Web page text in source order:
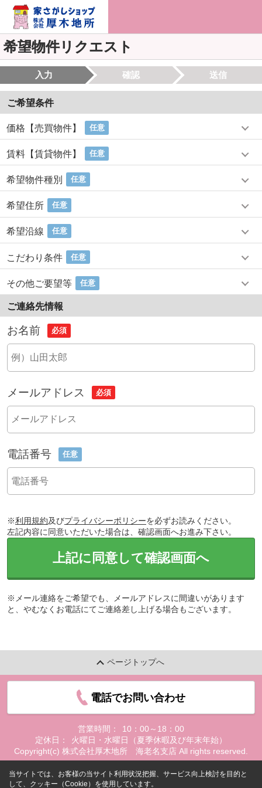
希望物件リクエスト
入力 確認 送信
ご希望条件
価格【売買物件】 任意
賃料【賃貸物件】 任意
希望物件種別 任意
希望住所 任意
希望沿線 任意
こだわり条件 任意
その他ご要望等 任意
ご連絡先情報
お名前 必須
メールアドレス 必須
電話番号 任意
※利用規約及びプライバシーポリシーを必ずお読みください。
左記内容に同意いただいた場合は、確認画面へお進み下さい。
上記に同意して確認画面へ
※メール連絡をご希望でも、メールアドレスに間違いがあります
と、やむなくお電話にてご連絡差し上げる場合もございます。
ページトップへ
電話でお問い合わせ
営業時間：
10：00～18：00
定休日：
火曜日・水曜日（夏季休暇及び年末年始）
Copyright(c) 株式会社厚木地所 海老名支店 All rights reserved.
当サイトでは、お客様の当サイト利用状況把握、サービス向上検討を目的と
して、クッキー（Cookie）を使用しています。